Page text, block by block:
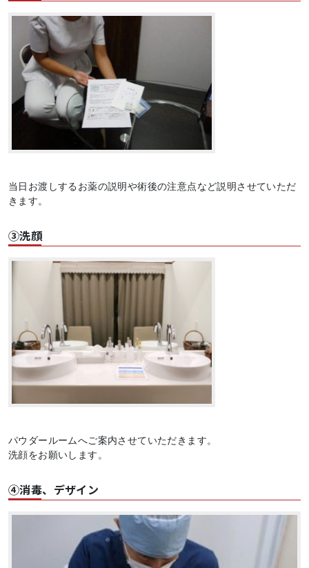
当日お渡しするお薬の説明や術後の注意点など説明させていただ
きます。
③洗顔
パウダールームへご案内させていただきます。
洗顔をお願いします。
④消毒、デザイン